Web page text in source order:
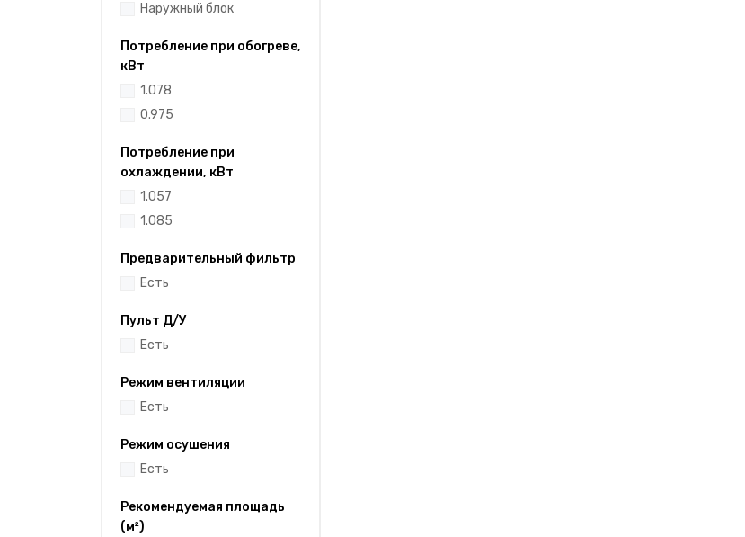
Наружный блок
Потребление при обогреве,
кВт
1.078
0.975
Потребление при
охлаждении, кВт
1.057
1.085
Предварительный фильтр
Есть
Пульт Д/У
Есть
Режим вентиляции
Есть
Режим осушения
Есть
Рекомендуемая площадь
(м²)